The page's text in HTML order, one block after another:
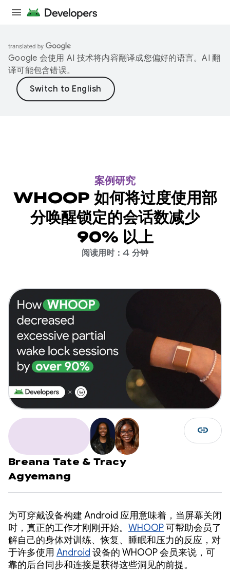
Google 会使用 AI 技术将内容翻译成您偏好的语言。AI 翻
译可能包含错误。
案例研究
WHOOP 如何将过度使用部
分唤醒锁定的会话数减少
90% 以上
阅读用时：4 分钟
Breana Tate & Tracy
Agyemang
link
为可穿戴设备构建 Android 应用意味着，当屏幕关闭
时，真正的工作才刚刚开始。 WHOOP可帮助会员了
解自己的身体对训练、恢复、睡眠和压力的反应，对
于许多使用 Android 设备的 WHOOP 会员来说，可
靠的后台同步和连接是获得这些洞见的前提。